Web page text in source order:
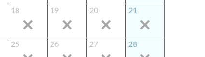
18 19 20 21
25 26 27 28